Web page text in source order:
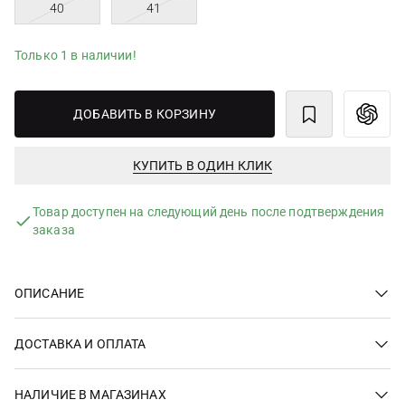
40 41
Только 1 в наличии!
ДОБАВИТЬ В КОРЗИНУ
КУПИТЬ В ОДИН КЛИК
Товар доступен на следующий день после подтверждения
заказа
ОПИСАНИЕ
ДОСТАВКА И ОПЛАТА
НАЛИЧИЕ В МАГАЗИНАХ